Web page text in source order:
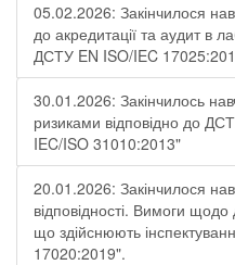
05.02.2026: Закінчилося
до акредитації та аудит в
ДСТУ EN ISO/IEC
30.01.2026: Закінчилось
ризиками відповідно до
IEC/ISO 31010:2013"
20.01.2026: Закінчилося
відповідності. Вимоги щодо
що здійснюють
17020:2019".